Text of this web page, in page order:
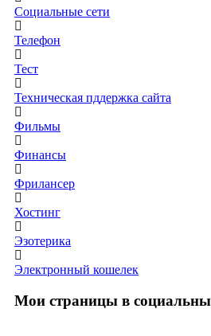
Социальные сети
Телефон
Тест
Техническая пддержка сайта
Фильмы
Финансы
Фрилансер
Хостинг
Эзотерика
Электронный кошелек
Мои страницы в